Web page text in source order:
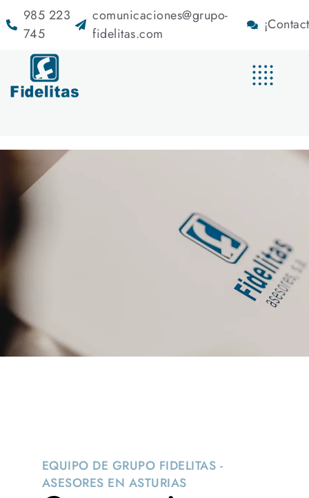
985 223
745
comunicaciones@grupo-
fidelitas.com
EQUIPO DE GRUPO FIDELITAS -
ASESORES EN ASTURIAS